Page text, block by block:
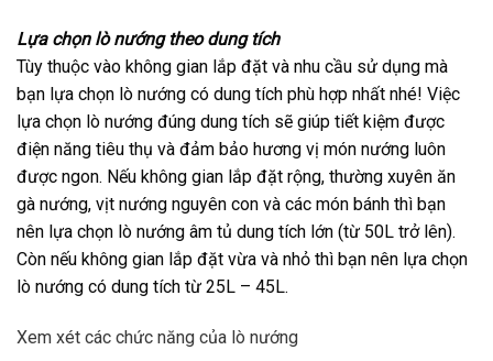
Lựa chọn lò nướng theo dung tích
Tùy thuộc vào không gian lắp đặt và nhu cầu sử dụng mà
bạn lựa chọn lò nướng có dung tích phù hợp nhất nhé! Việc
lựa chọn lò nướng đúng dung tích sẽ giúp tiết kiệm được
điện năng tiêu thụ và đảm bảo hương vị món nướng luôn
được ngon. Nếu không gian lắp đặt rộng, thường xuyên ăn
gà nướng, vịt nướng nguyên con và các món bánh thì bạn
nên lựa chọn lò nướng âm tủ dung tích lớn (từ 50L trở lên).
Còn nếu không gian lắp đặt vừa và nhỏ thì bạn nên lựa chọn
lò nướng có dung tích từ 25L – 45L.
Xem xét các chức năng của lò nướng